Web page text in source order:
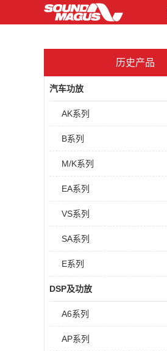
历史产品
汽车功放
AK系列
B系列
M/K系列
EA系列
VS系列
SA系列
E系列
DSP及功放
A6系列
AP系列